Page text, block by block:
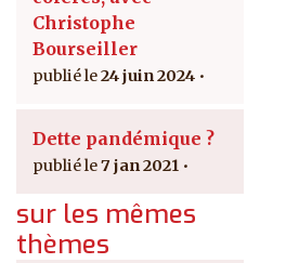
Christophe
Bourseiller
24 juin 2024
Dette pandémique ?
7 jan 2021
sur les mêmes
thèmes